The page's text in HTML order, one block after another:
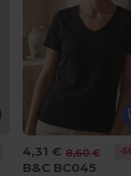
4,31 € 8,60 € -
B&C BC045